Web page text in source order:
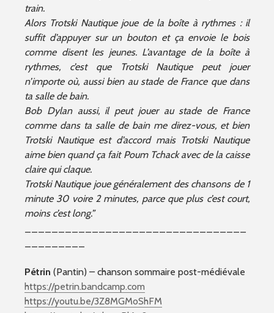
train.
Alors Trotski Nautique joue de la boîte à rythmes : il
suffit d’appuyer sur un bouton et ça envoie le bois
comme disent les jeunes. L’avantage de la boîte à
rythmes, c’est que Trotski Nautique peut jouer
n’importe où, aussi bien au stade de France que dans
ta salle de bain.
Bob Dylan aussi, il peut jouer au stade de France
comme dans ta salle de bain me direz-vous, et bien
Trotski Nautique est d’accord mais Trotski Nautique
aime bien quand ça fait Poum Tchack avec de la caisse
claire qui claque.
Trotski Nautique joue généralement des chansons de 1
minute 30 voire 2 minutes, parce que plus c’est court,
moins c’est long.”
Pétrin (Pantin) – chanson sommaire post-médiévale
https://petrin.bandcamp.com
https://youtu.be/3Z8MGMoShFM